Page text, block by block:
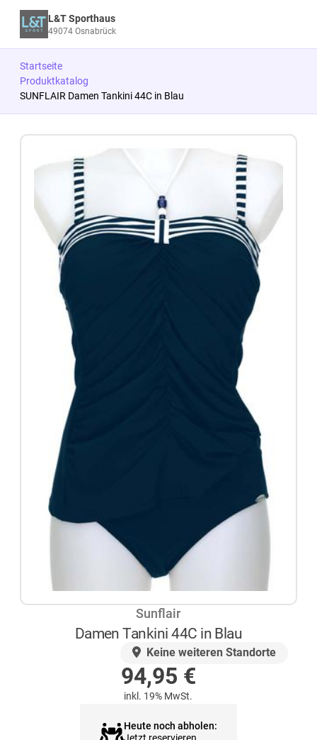
L&T Sporthaus
49074 Osnabrück
Startseite
Produktkatalog
SUNFLAIR Damen Tankini 44C in Blau
Sunflair
Damen Tankini 44C in Blau
Keine weiteren Standorte
94,95 €
inkl. 19% MwSt.
Heute noch abholen: